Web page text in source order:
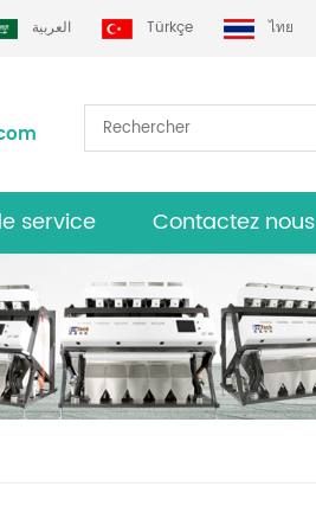
العربية Türkçe ไทย
service Contactez nous